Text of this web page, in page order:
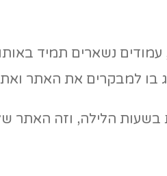
עמודים נשארים תמיד
בו למבקרים את האתר
הלילה, וזה האתר